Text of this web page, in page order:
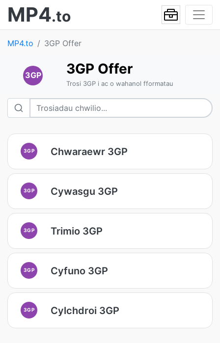
MP4.to
MP4.to 3GP Offer
3GP 3GP Offer
Trosi 3GP i ac o wahanol fformatau
3GP Chwaraewr 3GP
3GP Cywasgu 3GP
3GP Trimio 3GP
3GP Cyfuno 3GP
3GP Cylchdroi 3GP